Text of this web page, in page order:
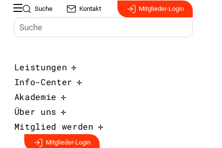
Suche Kontakt Mitglieder-Login
Leistungen
Info-Center
Akademie
Über uns
Mitglied werden
Mitglieder-Login